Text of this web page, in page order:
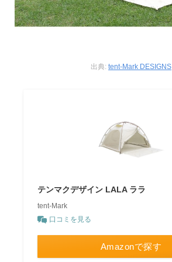
出典: tent-Mark DESIGNS
テンマクデザイン LALA ララ
tent-Mark
口コミを見る
Amazonで探す